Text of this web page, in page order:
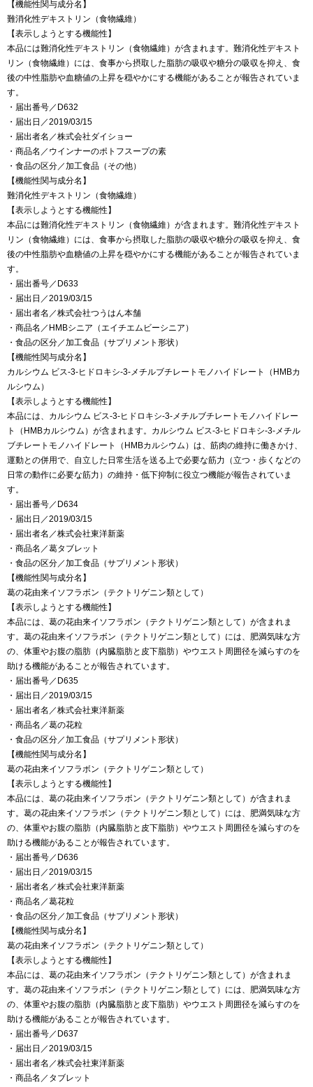
【機能性関与成分名】
難消化性デキストリン（食物繊維）
【表示しようとする機能性】
本品には難消化性デキストリン（食物繊維）が含まれます。難消化性デキスト
リン（食物繊維）には、食事から摂取した脂肪の吸収や糖分の吸収を抑え、食
後の中性脂肪や血糖値の上昇を穏やかにする機能があることが報告されていま
す。
・届出番号／D632
・届出日／2019/03/15
・届出者名／株式会社ダイショー
・商品名／ウインナーのポトフスープの素
・食品の区分／加工食品（その他）
【機能性関与成分名】
難消化性デキストリン（食物繊維）
【表示しようとする機能性】
本品には難消化性デキストリン（食物繊維）が含まれます。難消化性デキスト
リン（食物繊維）には、食事から摂取した脂肪の吸収や糖分の吸収を抑え、食
後の中性脂肪や血糖値の上昇を穏やかにする機能があることが報告されていま
す。
・届出番号／D633
・届出日／2019/03/15
・届出者名／株式会社つうはん本舗
・商品名／HMBシニア（エイチエムビーシニア）
・食品の区分／加工食品（サプリメント形状）
【機能性関与成分名】
カルシウム ビス-3-ヒドロキシ-3-メチルブチレートモノハイドレート（HMBカ
ルシウム）
【表示しようとする機能性】
本品には、カルシウム ビス-3-ヒドロキシ-3-メチルブチレートモノハイドレー
ト（HMBカルシウム）が含まれます。カルシウム ビス-3-ヒドロキシ-3-メチル
ブチレートモノハイドレート（HMBカルシウム）は、筋肉の維持に働きかけ、
運動との併用で、自立した日常生活を送る上で必要な筋力（立つ・歩くなどの
日常の動作に必要な筋力）の維持・低下抑制に役立つ機能が報告されていま
す。
・届出番号／D634
・届出日／2019/03/15
・届出者名／株式会社東洋新薬
・商品名／葛タブレット
・食品の区分／加工食品（サプリメント形状）
【機能性関与成分名】
葛の花由来イソフラボン（テクトリゲニン類として）
【表示しようとする機能性】
本品には、葛の花由来イソフラボン（テクトリゲニン類として）が含まれま
す。葛の花由来イソフラボン（テクトリゲニン類として）には、肥満気味な方
の、体重やお腹の脂肪（内臓脂肪と皮下脂肪）やウエスト周囲径を減らすのを
助ける機能があることが報告されています。
・届出番号／D635
・届出日／2019/03/15
・届出者名／株式会社東洋新薬
・商品名／葛の花粒
・食品の区分／加工食品（サプリメント形状）
【機能性関与成分名】
葛の花由来イソフラボン（テクトリゲニン類として）
【表示しようとする機能性】
本品には、葛の花由来イソフラボン（テクトリゲニン類として）が含まれま
す。葛の花由来イソフラボン（テクトリゲニン類として）には、肥満気味な方
の、体重やお腹の脂肪（内臓脂肪と皮下脂肪）やウエスト周囲径を減らすのを
助ける機能があることが報告されています。
・届出番号／D636
・届出日／2019/03/15
・届出者名／株式会社東洋新薬
・商品名／葛花粒
・食品の区分／加工食品（サプリメント形状）
【機能性関与成分名】
葛の花由来イソフラボン（テクトリゲニン類として）
【表示しようとする機能性】
本品には、葛の花由来イソフラボン（テクトリゲニン類として）が含まれま
す。葛の花由来イソフラボン（テクトリゲニン類として）には、肥満気味な方
の、体重やお腹の脂肪（内臓脂肪と皮下脂肪）やウエスト周囲径を減らすのを
助ける機能があることが報告されています。
・届出番号／D637
・届出日／2019/03/15
・届出者名／株式会社東洋新薬
・商品名／タブレット